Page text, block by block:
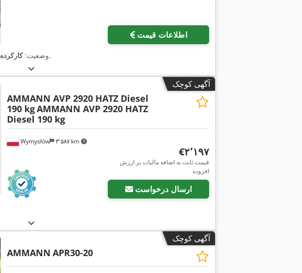
اطلاعات قیمت
وضعیت:کارکرده ,
آگهی کوچک
Wymysłów ۳٬۵۸۷ km
AMMANN AVP 2920 HATZ Diesel
190 kgAMMANN AVP 2920 HATZ
Diesel 190 kg
‎€۲٬۱۹۷
قیمت ثابت به اضافه مالیات بر ارزش
افزوده
ارسال درخواست
آگهی کوچک
AMMANN APR30-20